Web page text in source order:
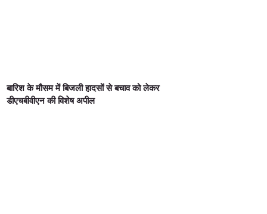
बारिश के मौसम में बिजली हादसों से बचाव को लेकर
डीएचबीवीएन की विशेष अपील